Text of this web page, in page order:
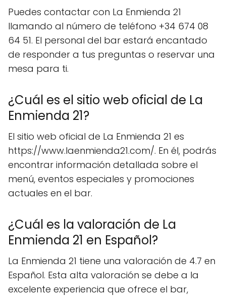
Puedes contactar con La Enmienda 21
llamando al número de teléfono +34 674 08
64 51. El personal del bar estará encantado
de responder a tus preguntas o reservar una
mesa para ti.
¿Cuál es el sitio web oficial de La
Enmienda 21?
El sitio web oficial de La Enmienda 21 es
https://www.laenmienda21.com/. En él, podrás
encontrar información detallada sobre el
menú, eventos especiales y promociones
actuales en el bar.
¿Cuál es la valoración de La
Enmienda 21 en Español?
La Enmienda 21 tiene una valoración de 4.7 en
Español. Esta alta valoración se debe a la
excelente experiencia que ofrece el bar,